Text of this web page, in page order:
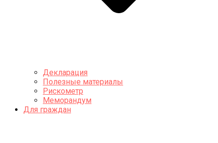
Декларация
Полезные материалы
Рискометр
Меморандум
Для граждан